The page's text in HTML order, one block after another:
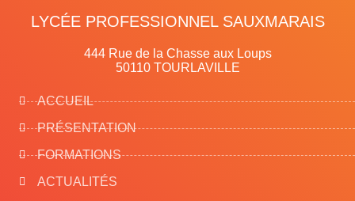
LYCÉE PROFESSIONNEL SAUXMARAIS
444 Rue de la Chasse aux Loups
50110 TOURLAVILLE
ACCUEIL
PRÉSENTATION
FORMATIONS
ACTUALITÉS